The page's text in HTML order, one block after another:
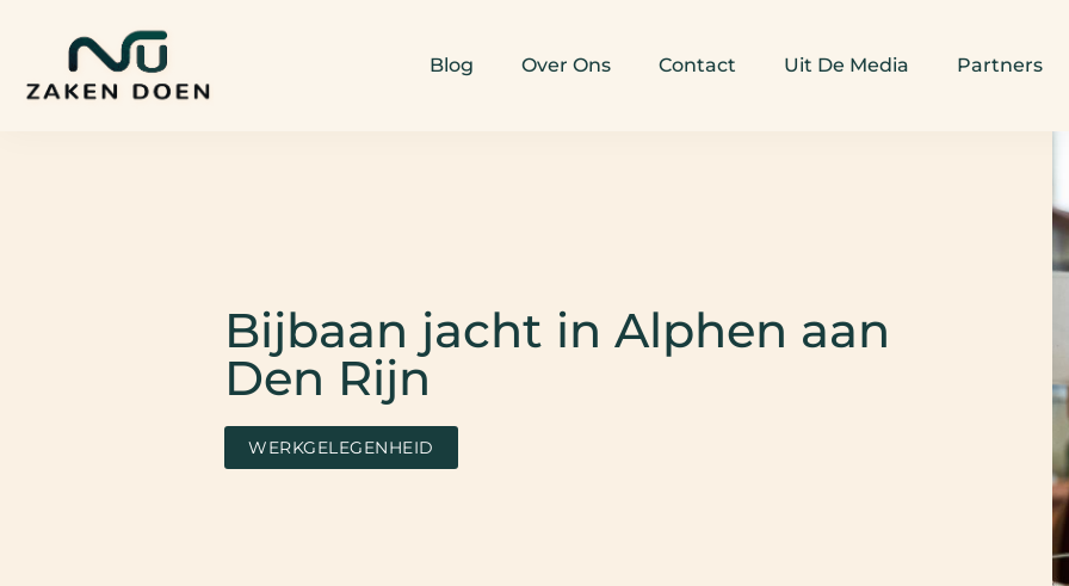
Blog Over Ons Contact Uit De Media Partners
Bijbaan jacht in Alphen aan
Den Rijn
WERKGELEGENHEID